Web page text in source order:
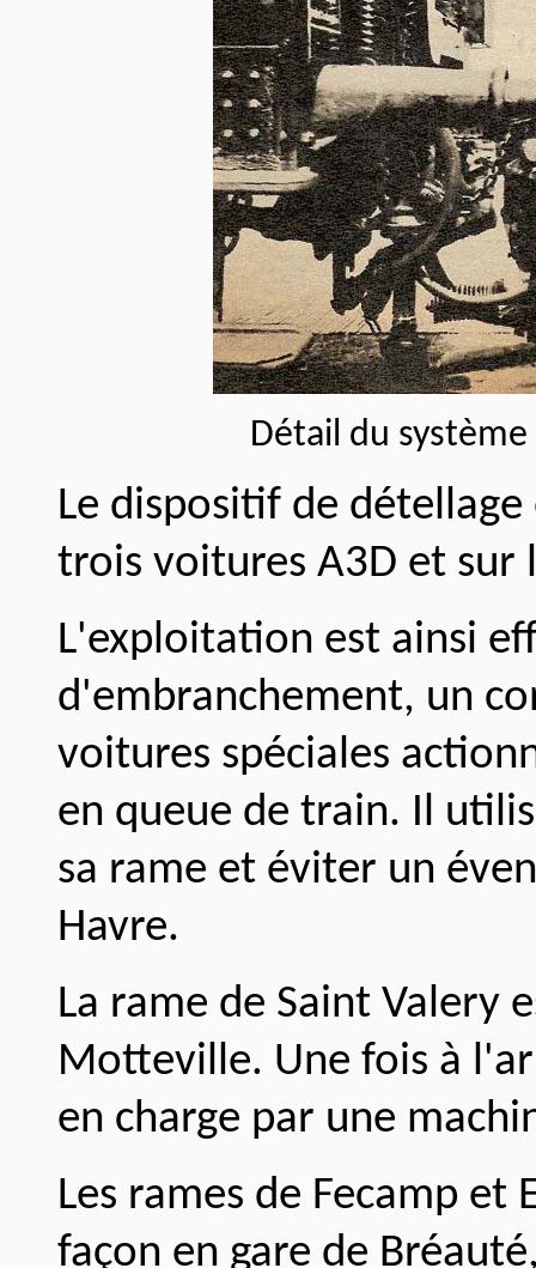
Détail du système
Le dispositif de
trois voitures A3D et sur
L'exploitation est ainsi
d'embranchement, un
voitures spéciales
en queue de train. Il
sa rame et éviter un
Havre.
La rame de Saint Valery
Motteville. Une fois à
en charge par une
Les rames de Fecamp
façon en gare de